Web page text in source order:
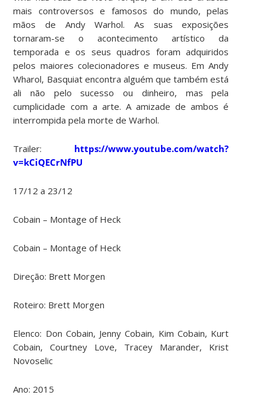
mais controversos e famosos do mundo, pelas
mãos de Andy Warhol. As suas exposições
tornaram-se o acontecimento artístico da
temporada e os seus quadros foram adquiridos
pelos maiores colecionadores e museus. Em Andy
Wharol, Basquiat encontra alguém que também está
ali não pelo sucesso ou dinheiro, mas pela
cumplicidade com a arte. A amizade de ambos é
interrompida pela morte de Warhol.
Trailer: https://www.youtube.com/watch?
v=kCiQECrNfPU
17/12 a 23/12
Cobain – Montage of Heck
Cobain – Montage of Heck
Direção: Brett Morgen
Roteiro: Brett Morgen
Elenco: Don Cobain, Jenny Cobain, Kim Cobain, Kurt
Cobain, Courtney Love, Tracey Marander, Krist
Novoselic
Ano: 2015